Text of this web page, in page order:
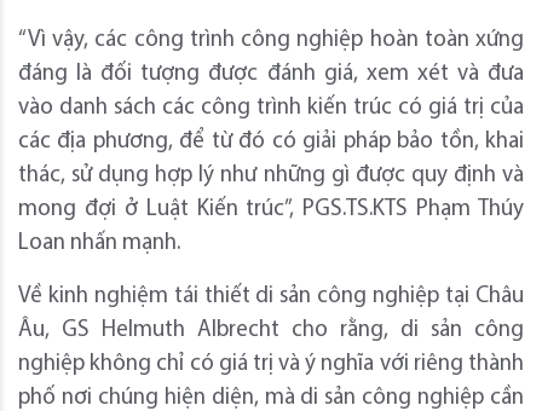
“Vì vậy, các công trình công nghiệp hoàn toàn xứng
đáng là đối tượng được đánh giá, xem xét và đưa
vào danh sách các công trình kiến trúc có giá trị của
các địa phương, để từ đó có giải pháp bảo tồn, khai
thác, sử dụng hợp lý như những gì được quy định và
mong đợi ở Luật Kiến trúc”, PGS.TS.KTS Phạm Thúy
Loan nhấn mạnh.
Về kinh nghiệm tái thiết di sản công nghiệp tại Châu
Âu, GS Helmuth Albrecht cho rằng, di sản công
nghiệp không chỉ có giá trị và ý nghĩa với riêng thành
phố nơi chúng hiện diện, mà di sản công nghiệp cần